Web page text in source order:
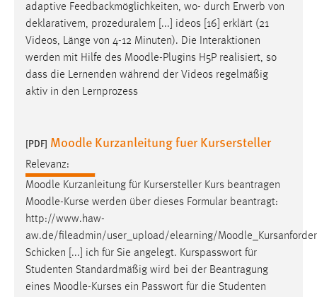
adaptive Feedbackmöglichkeiten, wo- durch Erwerb von
deklarativem, prozeduralem [...] ideos [16] erklärt (21
Videos, Länge von 4-12 Minuten). Die Interaktionen
werden mit Hilfe des Moodle-Plugins H5P realisiert, so
dass die Lernenden während der Videos regelmäßig
aktiv in den Lernprozess
[PDF] Moodle Kurzanleitung fuer Kursersteller
Relevanz:
Moodle Kurzanleitung für Kursersteller Kurs beantragen
Moodle-Kurse werden über dieses Formular beantragt:
http://www.haw-
aw.de/fileadmin/user_upload/elearning/Moodle
Schicken [...] ich für Sie angelegt. Kurspasswort für
Studenten Standardmäßig wird bei der Beantragung
eines Moodle-Kurses ein Passwort für die Studenten
Sprachpräferenz
Name:
site-language-preference
Zweck:
Das Cookie speichert die gewählte Sprache der Website.
30 Tage
Chat
Name:
MibewSessionID, MIBEW_UserID, mibew_locale, mibew-
chat-frame-style-5e9dbeb1811c0446
Zweck:
Wird benötigt um die Chatfunktion nutzen zu können.